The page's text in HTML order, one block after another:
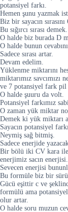
potansiyel farkı.
Hemen şunu yazmak
Biz bir sayacın
Bu sığırcı sırası demek.
O halde biz burada D
O halde bunun
Sadece sırası artar.
Devam edelim.
Yüklenme miktarını
miktarımız savcımızı
ve 7 potansiyel fark
O halde şuuru da volt.
Potansiyel farkımız
O zaman yük miktar
Demek ki yük miktarı
Sayacın potansiyel
Neymiş sağ bitmiş.
Sadece enerjide
Bir bölü iki CV kara ile
enerjimiz sacın enerjisi.
Sevecen enerjisi
Bu formüle biz bir
Gücü eşittir c ve
formülü ama potansiyel
olur artar.
O halde soru muzun